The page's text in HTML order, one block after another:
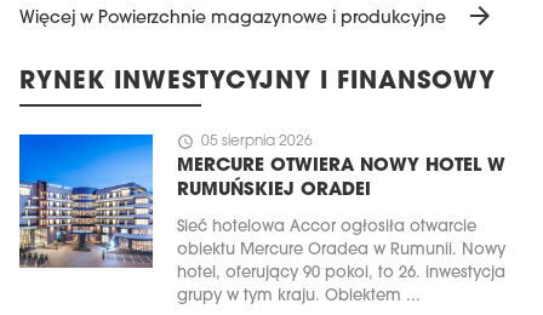
Więcej w Powierzchnie magazynowe i produkcyjne arrow_forward
RYNEK INWESTYCYJNY I FINANSOWY
schedule 05 sierpnia 2026
MERCURE OTWIERA NOWY HOTEL W
RUMUŃSKIEJ ORADEI
Sieć hotelowa Accor ogłosiła otwarcie
obiektu Mercure Oradea w Rumunii. Nowy
hotel, oferujący 90 pokoi, to 26. inwestycja
grupy w tym kraju. Obiektem ...